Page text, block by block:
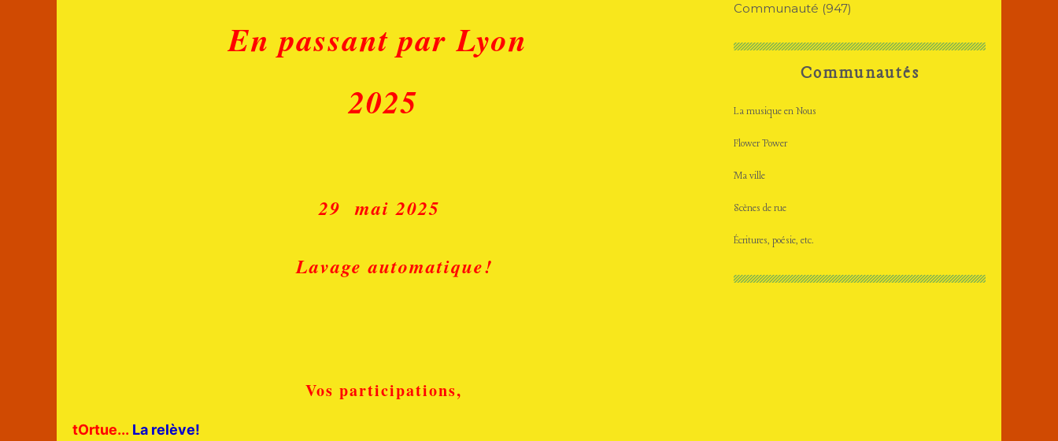
En passant par Lyon
2025
29 mai 2025
Lavage automatique!
Vos participations,
tOrtue... La relève!
Communauté (947)
Communautés
La musique en Nous
Flower Power
Ma ville
Scènes de rue
Écritures, poésie, etc.